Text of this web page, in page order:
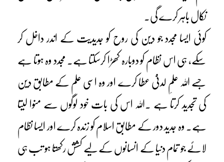
نکال باہر کرے گی۔
کوئی ایسا مجدد جو دین کی روح کو جدیدیت کے اندر داخل کر
سکے، ہی اس نظام کو دوبارہ کھڑا کرسکتا ہے۔ مجدد وہ ہوتا ہے
جسے اللہ علمِ لدنیّ عطا کرے اور وہ اسی علم کے مطابق دین
کی تجدید کرتا ہے ۔اللہ اس کی بات خود لوگوں سے منوا لیتا
ہے۔ وہ جدید دور کے مطابق اسلام کو زندہ کرے اور ایسا نظام
لائے جو تمام دنیا کے انسانوں کے لیے کشش رکھتا ہو تب ہی